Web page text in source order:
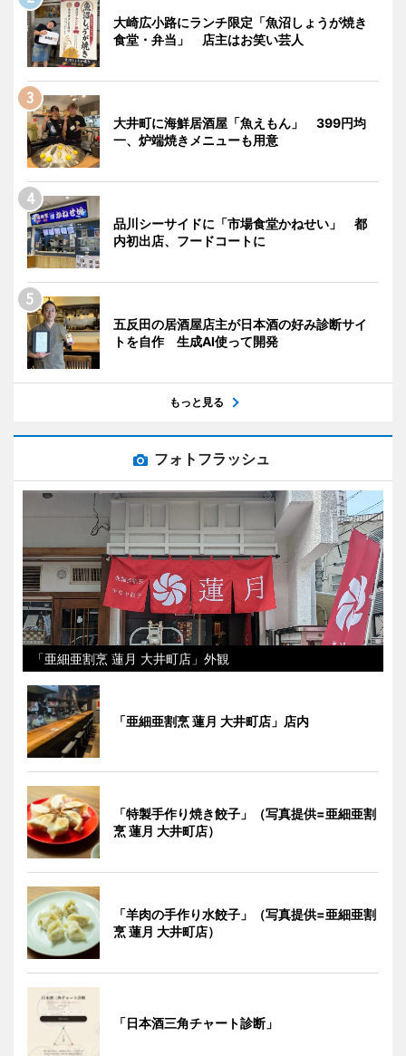
大崎広小路にランチ限定「魚沼しょうが焼き
食堂・弁当」 店主はお笑い芸人
大井町に海鮮居酒屋「魚えもん」 399円均
一、炉端焼きメニューも用意
品川シーサイドに「市場食堂かねせい」 都
内初出店、フードコートに
五反田の居酒屋店主が日本酒の好み診断サイ
トを自作 生成AI使って開発
もっと見る
フォトフラッシュ
「亜細亜割烹 蓮月 大井町店」外観
「亜細亜割烹 蓮月 大井町店」店内
「特製手作り焼き餃子」（写真提供=亜細亜割
烹 蓮月 大井町店）
「羊肉の手作り水餃子」（写真提供=亜細亜割
烹 蓮月 大井町店）
「日本酒三角チャート診断」